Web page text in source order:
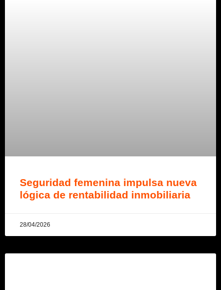
Seguridad femenina impulsa nueva
lógica de rentabilidad inmobiliaria
28/04/2026